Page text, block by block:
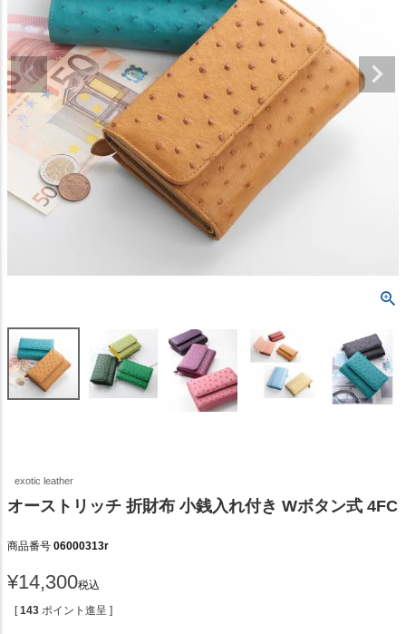
exotic leather
オーストリッチ 折財布 小銭入れ付き Wボタン式 4FC
商品番号 06000313r
¥14,300税込
[ 143 ポイント進呈 ]